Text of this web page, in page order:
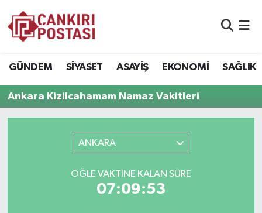
GÜNDEM SİYASET ASAYİŞ EKONOMİ SAĞLIK
Ankara Kizilcahamam Namaz Vakitleri
ANKARA
ÖĞLE VAKTİNE KALAN SÜRE
07:09:53
EKONOMİ
Trafik Durumu
Tüm Manşetler